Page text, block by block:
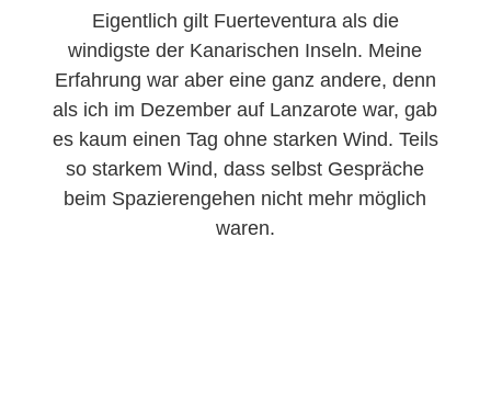
Eigentlich gilt Fuerteventura als die
windigste der Kanarischen Inseln. Meine
Erfahrung war aber eine ganz andere, denn
als ich im Dezember auf Lanzarote war, gab
es kaum einen Tag ohne starken Wind. Teils
so starkem Wind, dass selbst Gespräche
beim Spazierengehen nicht mehr möglich
waren.